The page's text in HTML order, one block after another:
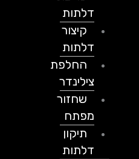
דלתות
קיצור
דלתות
החלפת
צילינדר
שחזור
מפתח
תיקון
דלתות